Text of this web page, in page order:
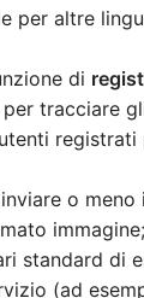
per altre
di
tracciare
registrati
o meno
immagine;
standard di
(ad